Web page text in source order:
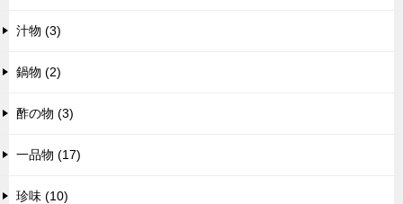
汁物 (3)
鍋物 (2)
酢の物 (3)
一品物 (17)
珍味 (10)